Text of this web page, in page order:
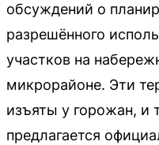
обсуждений о
разрешённого
участков на
микрорайоне. Эти
изъяты у горожан, и
предлагается